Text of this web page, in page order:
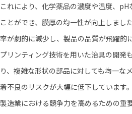
これにより、化学薬品の濃度や温度、
ことができ、膜厚の均一性が向上しまし
率が劇的に減少し、製品の品質が飛躍的
プリンティング技術を用いた治具の開発
り、複雑な形状の部品に対しても均一な
着不良のリスクが大幅に低下しています
製造業における競争力を高めるための重